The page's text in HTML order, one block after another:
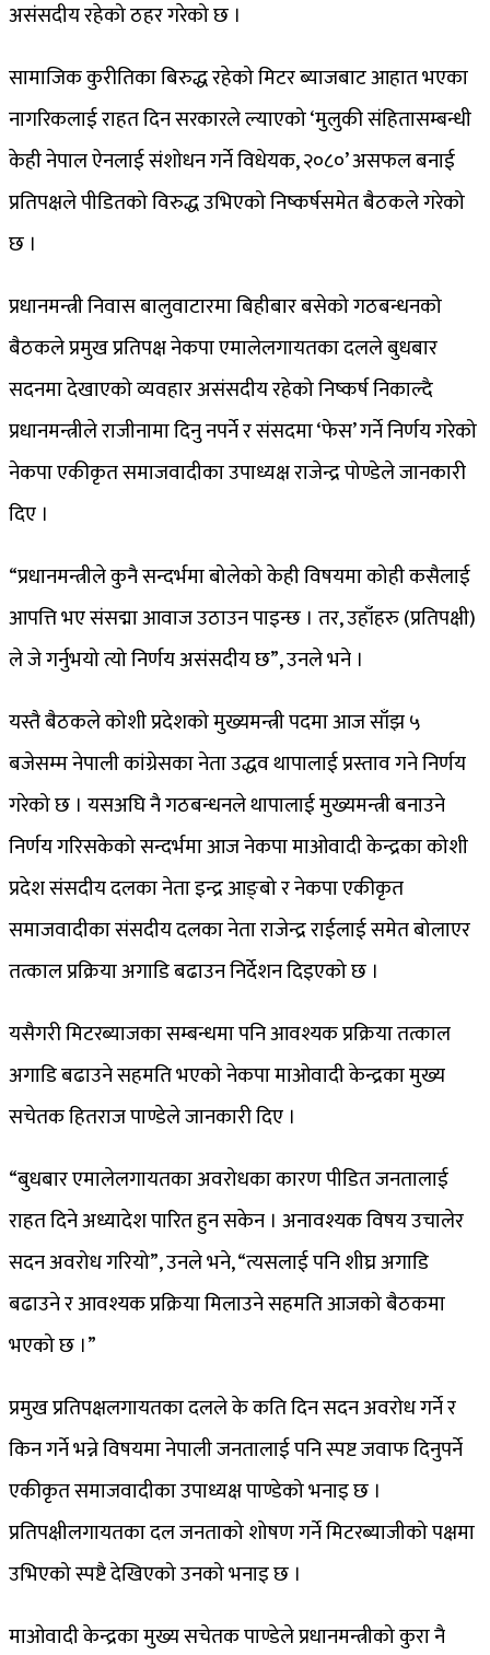
असंसदीय रहेको ठहर गरेको छ ।
सामाजिक कुरीतिका बिरुद्ध रहेको मिटर ब्याजबाट आहात भएका
नागरिकलाई राहत दिन सरकारले ल्याएको ‘मुलुकी संहितासम्बन्धी
केही नेपाल ऐनलाई संशोधन गर्ने विधेयक, २०८०’ असफल बनाई
प्रतिपक्षले पीडितको विरुद्ध उभिएको निष्कर्षसमेत बैठकले गरेको
छ ।
प्रधानमन्त्री निवास बालुवाटारमा बिहीबार बसेको गठबन्धनको
बैठकले प्रमुख प्रतिपक्ष नेकपा एमालेलगायतका दलले बुधबार
सदनमा देखाएको व्यवहार असंसदीय रहेको निष्कर्ष निकाल्दै
प्रधानमन्त्रीले राजीनामा दिनु नपर्ने र संसदमा ‘फेस’ गर्ने निर्णय गरेको
नेकपा एकीकृत समाजवादीका उपाध्यक्ष राजेन्द्र पोण्डेले जानकारी
दिए ।
“प्रधानमन्त्रीले कुनै सन्दर्भमा बोलेको केही विषयमा कोही कसैलाई
आपत्ति भए संसद्मा आवाज उठाउन पाइन्छ । तर, उहाँहरु (प्रतिपक्षी)
ले जे गर्नुभयो त्यो निर्णय असंसदीय छ”, उनले भने ।
यस्तै बैठकले कोशी प्रदेशको मुख्यमन्त्री पदमा आज साँझ ५
बजेसम्म नेपाली कांग्रेसका नेता उद्धव थापालाई प्रस्ताव गने निर्णय
गरेको छ । यसअघि नै गठबन्धनले थापालाई मुख्यमन्त्री बनाउने
निर्णय गरिसकेको सन्दर्भमा आज नेकपा माओवादी केन्द्रका कोशी
प्रदेश संसदीय दलका नेता इन्द्र आङ्बो र नेकपा एकीकृत
समाजवादीका संसदीय दलका नेता राजेन्द्र राईलाई समेत बोलाएर
तत्काल प्रक्रिया अगाडि बढाउन निर्देशन दिइएको छ ।
यसैगरी मिटरब्याजका सम्बन्धमा पनि आवश्यक प्रक्रिया तत्काल
अगाडि बढाउने सहमति भएको नेकपा माओवादी केन्द्रका मुख्य
सचेतक हितराज पाण्डेले जानकारी दिए ।
“बुधबार एमालेलगायतका अवरोधका कारण पीडित जनतालाई
राहत दिने अध्यादेश पारित हुन सकेन । अनावश्यक विषय उचालेर
सदन अवरोध गरियो”, उनले भने, “त्यसलाई पनि शीघ्र अगाडि
बढाउने र आवश्यक प्रक्रिया मिलाउने सहमति आजको बैठकमा
भएको छ ।”
प्रमुख प्रतिपक्षलगायतका दलले के कति दिन सदन अवरोध गर्ने र
किन गर्ने भन्ने विषयमा नेपाली जनतालाई पनि स्पष्ट जवाफ दिनुपर्ने
एकीकृत समाजवादीका उपाध्यक्ष पाण्डेको भनाइ छ ।
प्रतिपक्षीलगायतका दल जनताको शोषण गर्ने मिटरब्याजीको पक्षमा
उभिएको स्पष्टै देखिएको उनको भनाइ छ ।
माओवादी केन्द्रका मुख्य सचेतक पाण्डेले प्रधानमन्त्रीको कुरा नै